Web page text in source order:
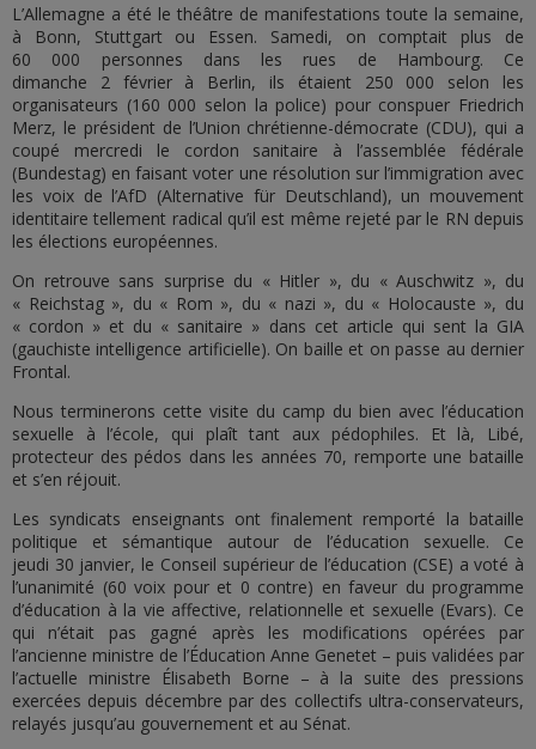
L’Allemagne a été le théâtre de manifestations toute la semaine,
à Bonn, Stuttgart ou Essen. Samedi, on comptait plus de
60 000 personnes dans les rues de Hambourg. Ce
dimanche 2 février à Berlin, ils étaient 250 000 selon les
organisateurs (160 000 selon la police) pour conspuer Friedrich
Merz, le président de l’Union chrétienne-démocrate (CDU), qui a
coupé mercredi le cordon sanitaire à l’assemblée fédérale
(Bundestag) en faisant voter une résolution sur l’immigration avec
les voix de l’AfD (Alternative für Deutschland), un mouvement
identitaire tellement radical qu’il est même rejeté par le RN depuis
les élections européennes.
On retrouve sans surprise du « Hitler », du « Auschwitz », du
« Reichstag », du « Rom », du « nazi », du « Holocauste », du
« cordon » et du « sanitaire » dans cet article qui sent la GIA
(gauchiste intelligence artificielle). On baille et on passe au dernier
Frontal.
Nous terminerons cette visite du camp du bien avec l’éducation
sexuelle à l’école, qui plaît tant aux pédophiles. Et là, Libé,
protecteur des pédos dans les années 70, remporte une bataille
et s’en réjouit.
Les syndicats enseignants ont finalement remporté la bataille
politique et sémantique autour de l’éducation sexuelle. Ce
jeudi 30 janvier, le Conseil supérieur de l’éducation (CSE) a voté à
l’unanimité (60 voix pour et 0 contre) en faveur du programme
d’éducation à la vie affective, relationnelle et sexuelle (Evars). Ce
qui n’était pas gagné après les modifications opérées par
l’ancienne ministre de l’Éducation Anne Genetet – puis validées par
l’actuelle ministre Élisabeth Borne – à la suite des pressions
exercées depuis décembre par des collectifs ultra-conservateurs,
relayés jusqu’au gouvernement et au Sénat.